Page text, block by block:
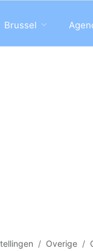
Brussel
Overige